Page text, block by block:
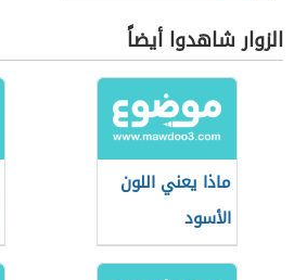
الزوار شاهدوا أيضاً
ماذا يعني اللون
الأسود